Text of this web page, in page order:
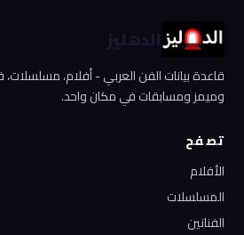
الدهليز
قاعدة بيانات الفن العربي - أفلام، مسلسلات،
وميمز ومسابقات في مكان واحد.
تصفح
الأفلام
المسلسلات
الفنانين